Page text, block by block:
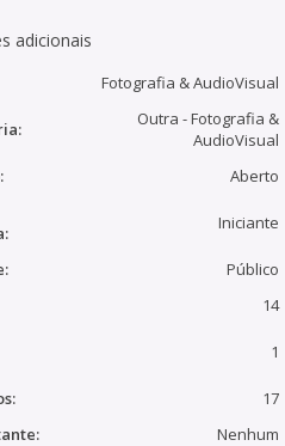
adicionais
Fotografia & AudioVisual
Outra - Fotografia &
AudioVisual
Aberto
Iniciante
Público
14
1
17
Nenhum